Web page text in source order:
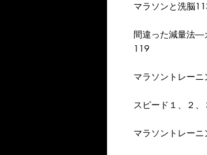
マラソンと洗脳
間違った減量法―
119
マラソントレー
スピード１、２
マラソントレー